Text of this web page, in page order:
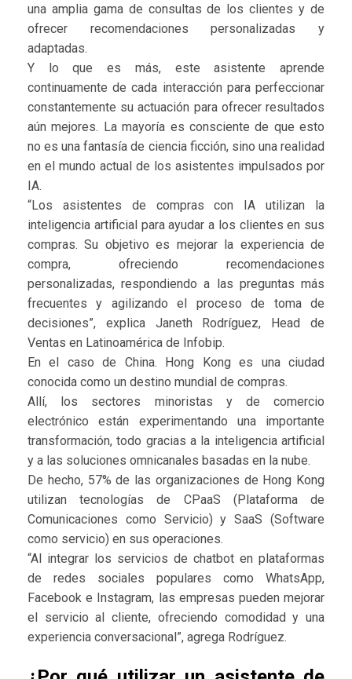
una amplia gama de consultas de los clientes y de
ofrecer recomendaciones personalizadas y
adaptadas.
Y lo que es más, este asistente aprende
continuamente de cada interacción para perfeccionar
constantemente su actuación para ofrecer resultados
aún mejores. La mayoría es consciente de que esto
no es una fantasía de ciencia ficción, sino una realidad
en el mundo actual de los asistentes impulsados por
IA.
“Los asistentes de compras con IA utilizan la
inteligencia artificial para ayudar a los clientes en sus
compras. Su objetivo es mejorar la experiencia de
compra, ofreciendo recomendaciones
personalizadas, respondiendo a las preguntas más
frecuentes y agilizando el proceso de toma de
decisiones”, explica Janeth Rodríguez, Head de
Ventas en Latinoamérica de Infobip.
En el caso de China. Hong Kong es una ciudad
conocida como un destino mundial de compras.
Allí, los sectores minoristas y de comercio
electrónico están experimentando una importante
transformación, todo gracias a la inteligencia artificial
y a las soluciones omnicanales basadas en la nube.
De hecho, 57% de las organizaciones de Hong Kong
utilizan tecnologías de CPaaS (Plataforma de
Comunicaciones como Servicio) y SaaS (Software
como servicio) en sus operaciones.
“Al integrar los servicios de chatbot en plataformas
de redes sociales populares como WhatsApp,
Facebook e Instagram, las empresas pueden mejorar
el servicio al cliente, ofreciendo comodidad y una
experiencia conversacional”, agrega Rodríguez.